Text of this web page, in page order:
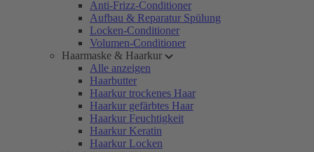
Anti-Frizz-Conditioner
Aufbau & Reparatur Spülung
Locken-Conditioner
Volumen-Conditioner
Haarmaske & Haarkur
Alle anzeigen
Haarbutter
Haarkur trockenes Haar
Haarkur gefärbtes Haar
Haarkur Feuchtigkeit
Haarkur Keratin
Haarkur Locken